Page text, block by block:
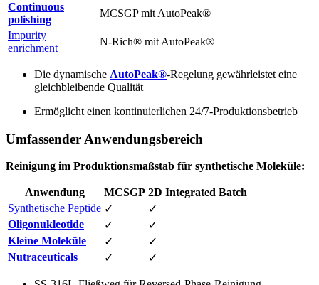
Continuous
polishing
MCSGP mit AutoPeak®
Impurity
enrichment
N-Rich® mit AutoPeak®
Die dynamische AutoPeak®-Regelung gewährleistet eine
gleichbleibende Qualität
Ermöglicht einen kontinuierlichen 24/7-Produktionsbetrieb
Umfassender Anwendungsbereich
Reinigung im Produktionsmaßstab für synthetische Moleküle:
Anwendung MCSGP 2D Integrated Batch
Synthetische Peptide ✓
✓
Oligonukleotide
✓
✓
Kleine Moleküle
✓
✓
Nutraceuticals
✓ ✓